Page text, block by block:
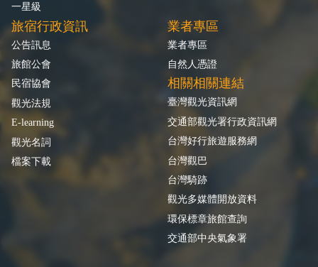
一星級
旅宿行政資訊
公告訊息
旅館公會
民宿協會
觀光法規
E-learning
觀光名詞
檔案下載
業者專區
業者專區
自然人憑證
相關相關連結
臺灣觀光資訊網
交通部觀光署行政資訊網
台灣好行旅遊服務網
台灣觀巴
台灣騎跡
觀光多媒體開放資料
環保標章旅館查詢
交通部中央氣象署